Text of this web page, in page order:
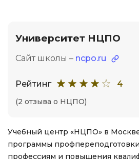
Университет НЦПО
Сайт школы – ncpo.ru
Рейтинг 4
(2 отзыва о НЦПО)
Учебный центр «НЦПО» в
программы
профессиям и повышения